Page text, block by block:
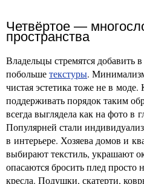
Четвёртое —
пространства
Владельцы стремятся добавить
побольшетекстуры.
чистая эстетика тоже не в
поддерживать порядок таким
всегда выглядела как на фото в
Популярней стали
в интерьере. Хозяева домов и
выбирают текстиль, украшают
опасаются бросить плед просто
кресла. Подушки, скатерти,